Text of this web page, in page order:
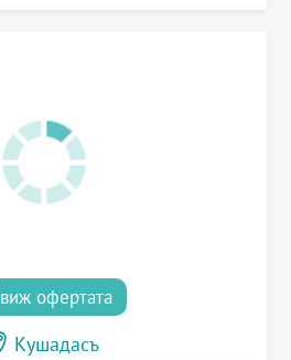
виж офертата
Кушадасъ